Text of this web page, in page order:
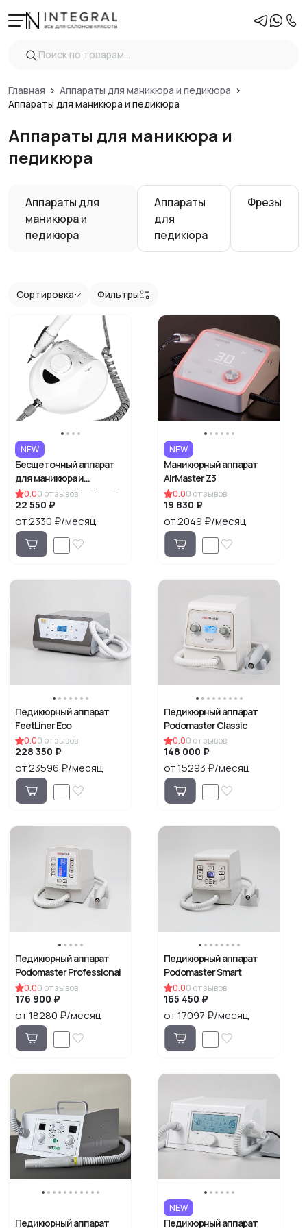
Главная
Аппараты для маникюра и педикюра
Аппараты для маникюра и педикюра
Аппараты для маникюра и
педикюра
Аппараты для
маникюра и
педикюра
Аппараты
для
педикюра
Фрезы
Очистить
Тип
Показать
Сортировка Фильтры
NEW
Бесщеточный аппарат
для маникюра и
педикюра Doktor Alex SP-
110
0.00 отзывов
22 550 ₽
от 2330 ₽/месяц
NEW
Маникюрный аппарат
AirMaster Z3
0.00 отзывов
19 830 ₽
от 2049 ₽/месяц
Педикюрный аппарат
FeetLiner Eco
0.00 отзывов
228 350 ₽
от 23596 ₽/месяц
Педикюрный аппарат
Podomaster Classic
0.00 отзывов
148 000 ₽
от 15293 ₽/месяц
Педикюрный аппарат
Podomaster Professional
0.00 отзывов
176 900 ₽
от 18280 ₽/месяц
Педикюрный аппарат
Podomaster Smart
0.00 отзывов
165 450 ₽
от 17097 ₽/месяц
Педикюрный аппарат
NEW
Педикюрный аппарат